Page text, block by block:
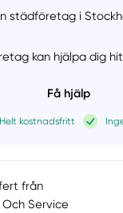
städföretag i
kan hjälpa dig
Få hjälp
Helt kostnadsfritt
från
Service